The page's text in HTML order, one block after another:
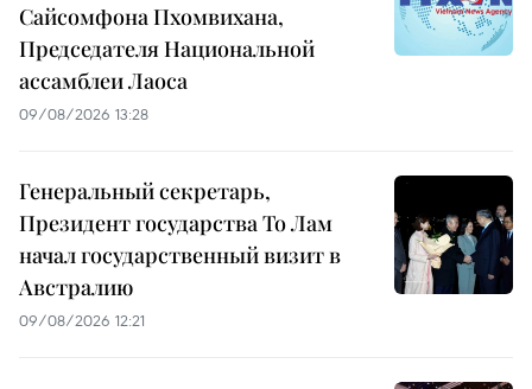
Сайсомфона Пхомвихана,
Председателя Национальной
ассамблеи Лаоса
09/08/2026 13:28
Генеральный секретарь,
Президент государства То Лам
начал государственный визит в
Австралию
09/08/2026 12:21